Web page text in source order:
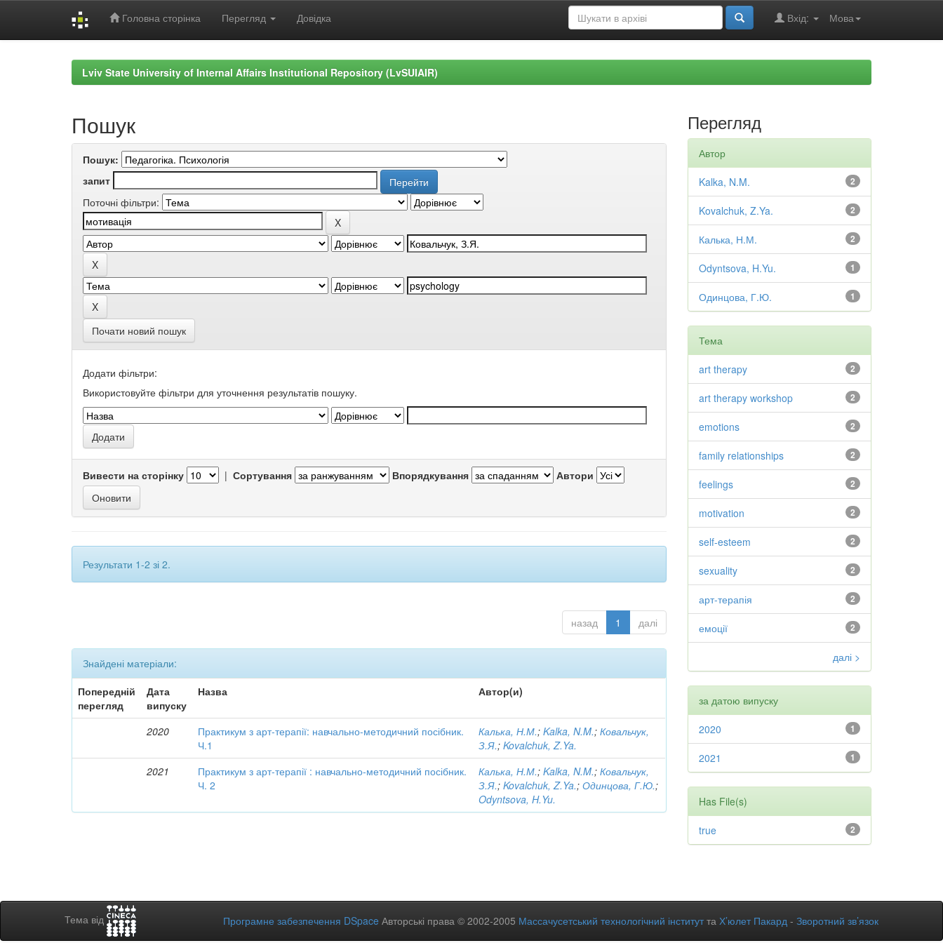
Головна сторінка Перегляд Довідка Мова
Вхід:
Lviv State University of Internal Affairs Institutional Repository (LvSUIAIR)
Пошук
Пошук:
запит
Поточні фільтри:
Почати новий пошук
Додати фільтри:
Використовуйте фільтри для уточнення результатів пошуку.
Вивести на сторінку | Сортування Впорядкування Автори
Результати 1-2 зі 2.
назад 1 далі
Знайдені матеріали:
Попередній
перегляд
Дата
випуску
Назва Автор(и)
2020
Практикум з арт-терапії: навчально-методичний посібник.
Ч.1
Калька, Н.М.;Kalka, N.M.;Ковальчук,
З.Я.;Kovalchuk, Z.Ya.
2021
Практикум з арт-терапії : навчально-методичний посібник.
Ч. 2
Калька, Н.М.;Kalka, N.M.;Ковальчук,
З.Я.;Kovalchuk, Z.Ya.;Одинцова, Г.Ю.;
Odyntsova, H.Yu.
Перегляд
Автор
2
Kalka, N.M.
2
Kovalchuk, Z.Ya.
2
Калька, Н.М.
1
Odyntsova, H.Yu.
1
Одинцова, Г.Ю.
Тема
2
art therapy
2
art therapy workshop
2
emotions
2
family relationships
2
feelings
2
motivation
2
self-esteem
2
sexuality
2
арт-терапія
2
емоції
далі >
за датою випуску
1
2020
1
2021
Has File(s)
2
true
Тема від Програмне забезпечення DSpace Авторські права © 2002-2005 Массачусетський технологічний інститутта Х’юлет Пакард - Зворотний зв’язок